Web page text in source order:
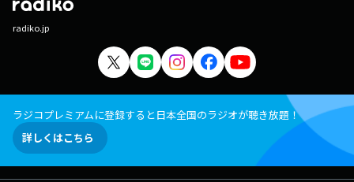
radiko.jp
ラジコプレミアムに登録すると日本全国のラジオが聴き放題！
詳しくはこちら